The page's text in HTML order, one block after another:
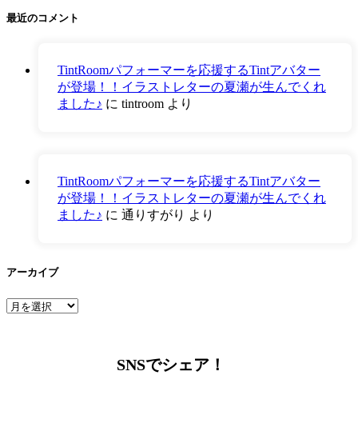
最近のコメント
TintRoomパフォーマーを応援するTintアバター
が登場！！イラストレターの夏瀬が生んでくれ
ました♪ に tintroom より
TintRoomパフォーマーを応援するTintアバター
が登場！！イラストレターの夏瀬が生んでくれ
ました♪ に 通りすがり より
アーカイブ
ア
SNSでシェア！